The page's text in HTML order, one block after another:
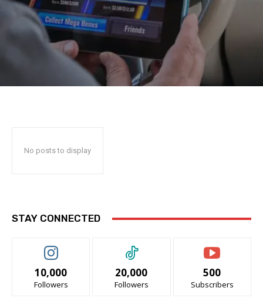
No posts to display
STAY CONNECTED
10,000
Followers
20,000
Followers
500
Subscribers